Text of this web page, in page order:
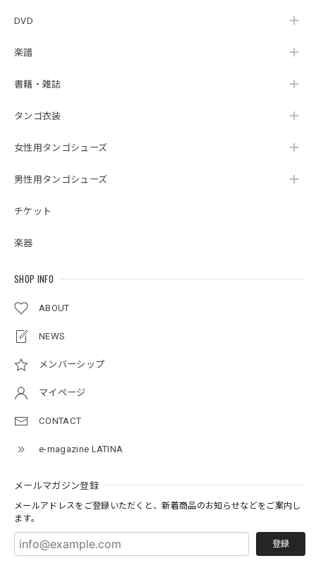
DVD
楽譜
書籍・雑誌
タンゴ衣装
女性用タンゴシューズ
男性用タンゴシューズ
チケット
楽器
SHOP INFO
ABOUT
NEWS
メンバーシップ
マイページ
CONTACT
e-magazine LATINA
メールマガジン登録
メールアドレスをご登録いただくと、新着商品のお知らせなどをご案内し
ます。
登録